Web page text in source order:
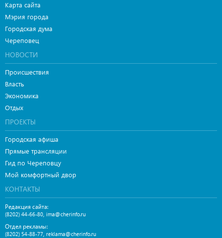
Карта сайта
Мэрия города
Городская дума
Череповец
НОВОСТИ
Происшествия
Власть
Экономика
Отдых
ПРОЕКТЫ
Городская афиша
Прямые трансляции
Гид по Череповцу
Мой комфортный двор
КОНТАКТЫ
Редакция сайта:
(8202) 44-66-80, ima@cherinfo.ru
Отдел рекламы:
(8202) 54-88-77, reklama@cherinfo.ru